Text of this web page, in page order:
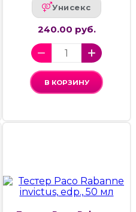
Унисекс
240.00 руб.
В КОРЗИНУ